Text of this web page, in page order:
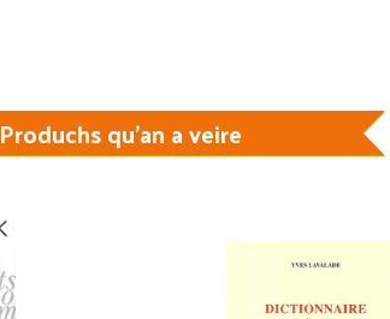
Produchs qu'an a veire